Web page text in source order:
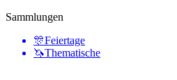
Sammlungen
🎊Feiertage
🦄Thematische